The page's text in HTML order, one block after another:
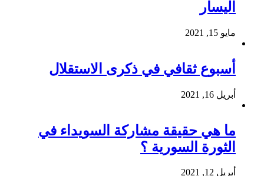
اليسار
مايو 15, 2021
أسبوع ثقافي في ذكرى الاستقلال
أبريل 16, 2021
ما هي حقيقة مشاركة السويداء في
الثورة السورية ؟
أبريل 12, 2021